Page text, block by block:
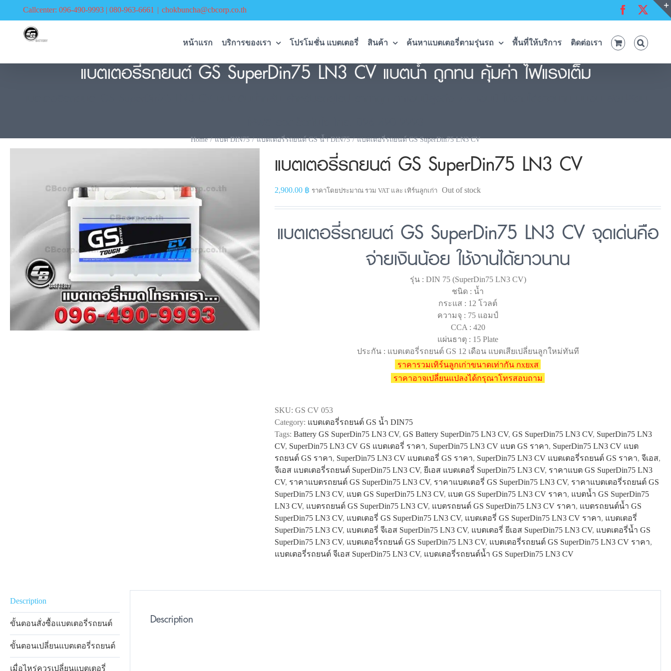
Callcenter: 096-490-9993 | 080-963-6661 | chokbuncha@cbcorp.co.th Facebook
หน้าแรก บริการของเรา โปรโมชั่น แบตเตอรี่ สินค้า ค้นหาแบตเตอรี่ตามรุ่นรถ พื้นที่ให้บริการ ติดต่อเรา
แบตเตอรี่รถยนต์ GS SuperDin75 LN3 CV แบตน้ำ ถูกทน คุ้มค่า ไฟแรงเต็ม
Home แบต DIN75 แบตเตอรี่รถยนต์ GS น้ำ DIN75 แบตเตอรี่รถยนต์ GS SuperDin75 LN3 CV
แบตเตอรี่รถยนต์ GS SuperDin75 LN3 CV
2,900.00 ฿ ราคาโดยประมาณ รวม VAT และ เทิร์นลูกเก่า Out of stock
แบตเตอรี่รถยนต์ GS SuperDin75 LN3 CV จุดเด่นคือ
จ่ายเงินน้อย ใช้งานได้ยาวนาน
รุ่น : DIN 75 (SuperDin75 LN3 CV)
ชนิด : น้ำ
กระแส : 12 โวลต์
ความจุ : 75 แอมป์
CCA : 420
แผ่นธาตุ : 15 Plate
ประกัน : แบตเตอรี่รถยนต์ GS 12 เดือน แบตเสียเปลี่ยนลูกใหม่ทันที
ราคารวมเทิร์นลูกเก่าขนาดเท่ากัน กxยxส
ราคาอาจเปลี่ยนแปลงได้กรุณาโทรสอบถาม
SKU: GS CV 053
Category: แบตเตอรี่รถยนต์ GS น้ำ DIN75
Tags: Battery GS SuperDin75 LN3 CV, GS Battery SuperDin75 LN3 CV, GS SuperDin75 LN3 CV, SuperDin75 LN3
CV, SuperDin75 LN3 CV GS แบตเตอรี่ ราคา, SuperDin75 LN3 CV แบต GS ราคา, SuperDin75 LN3 CV แบต
รถยนต์ GS ราคา, SuperDin75 LN3 CV แบตเตอรี่ GS ราคา, SuperDin75 LN3 CV แบตเตอรี่รถยนต์ GS ราคา, จีเอส,
จีเอส แบตเตอรี่รถยนต์ SuperDin75 LN3 CV, ยีเอส แบตเตอรี่ SuperDin75 LN3 CV, ราคาแบต GS SuperDin75 LN3
CV, ราคาแบตรถยนต์ GS SuperDin75 LN3 CV, ราคาแบตเตอรี่ GS SuperDin75 LN3 CV, ราคาแบตเตอรี่รถยนต์ GS
SuperDin75 LN3 CV, แบต GS SuperDin75 LN3 CV, แบต GS SuperDin75 LN3 CV ราคา, แบตน้ำ GS SuperDin75
LN3 CV, แบตรถยนต์ GS SuperDin75 LN3 CV, แบตรถยนต์ GS SuperDin75 LN3 CV ราคา, แบตรถยนต์น้ำ GS
SuperDin75 LN3 CV, แบตเตอรี่ GS SuperDin75 LN3 CV, แบตเตอรี่ GS SuperDin75 LN3 CV ราคา, แบตเตอรี่
SuperDin75 LN3 CV, แบตเตอรี่ จีเอส SuperDin75 LN3 CV, แบตเตอรี่ ยีเอส SuperDin75 LN3 CV, แบตเตอรี่น้ำ GS
SuperDin75 LN3 CV, แบตเตอรี่รถยนต์ GS SuperDin75 LN3 CV, แบตเตอรี่รถยนต์ GS SuperDin75 LN3 CV ราคา,
แบตเตอรี่รถยนต์ จีเอส SuperDin75 LN3 CV, แบตเตอรี่รถยนต์น้ำ GS SuperDin75 LN3 CV
Description
ขั้นตอนสั่งซื้อแบตเตอรี่รถยนต์
ขั้นตอนเปลี่ยนแบตเตอรี่รถยนต์
เมื่อไหร่ควรเปลี่ยนแบตเตอรี่
Description